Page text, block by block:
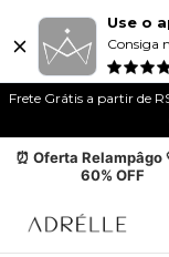
Use o
Consiga
Frete Grátis a partir de
⏰ Oferta Relampâgo
60% OFF